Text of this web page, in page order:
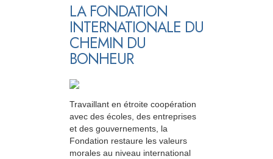
LA FONDATION
INTERNATIONALE DU
CHEMIN DU
BONHEUR
Travaillant en étroite coopération
avec des écoles, des entreprises
et des gouvernements, la
Fondation restaure les valeurs
morales au niveau international